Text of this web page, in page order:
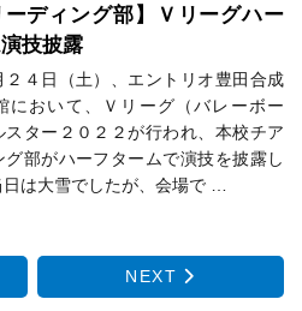
ーディング部】Ｖリーグハー
技披露
２４日（土）、エントリオ豊田合成
において、Ｖリーグ（バレーボー
スター２０２２が行われ、本校チア
グ部がハーフタームで演技を披露し
日は大雪でしたが、会場で …
NEXT